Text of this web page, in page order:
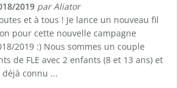
2019 par Aliator
et à tous ! Je lance un nouveau fil
pour cette nouvelle campagne
2019 :) Nous sommes un couple
de FLE avec 2 enfants (8 et 13 ans) et
déjà connu ...